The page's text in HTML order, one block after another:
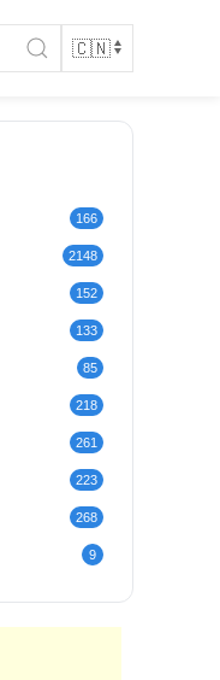
166
2148
152
133
85
218
261
223
268
9